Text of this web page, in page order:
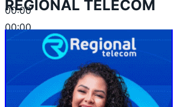
00:00
00:00
00:51
REGIONAL TELECOM